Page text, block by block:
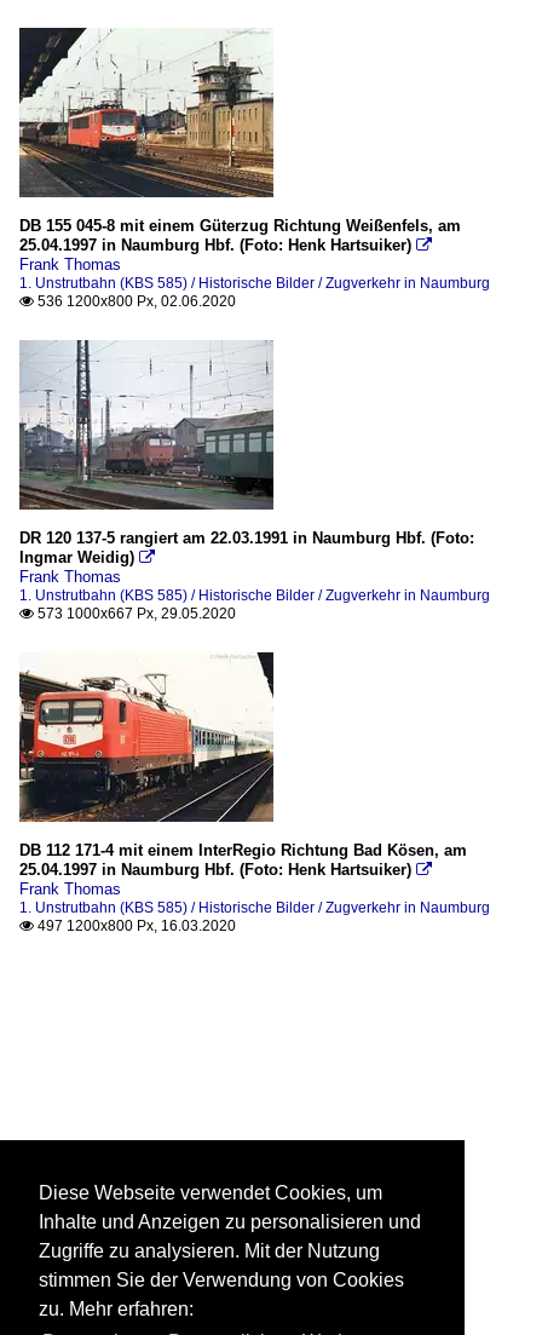
DB 155 045-8 mit einem Güterzug Richtung Weißenfels, am
25.04.1997 in Naumburg Hbf. (Foto: Henk Hartsuiker) 
Frank Thomas
1. Unstrutbahn (KBS 585) / Historische Bilder / Zugverkehr in Naumburg
 536 1200x800 Px, 02.06.2020
DR 120 137-5 rangiert am 22.03.1991 in Naumburg Hbf. (Foto:
Ingmar Weidig) 
Frank Thomas
1. Unstrutbahn (KBS 585) / Historische Bilder / Zugverkehr in Naumburg
 573 1000x667 Px, 29.05.2020
DB 112 171-4 mit einem InterRegio Richtung Bad Kösen, am
25.04.1997 in Naumburg Hbf. (Foto: Henk Hartsuiker) 
Frank Thomas
1. Unstrutbahn (KBS 585) / Historische Bilder / Zugverkehr in Naumburg
 497 1200x800 Px, 16.03.2020
Diese Webseite verwendet Cookies, um
Inhalte und Anzeigen zu personalisieren und
Zugriffe zu analysieren. Mit der Nutzung
stimmen Sie der Verwendung von Cookies
zu. Mehr erfahren: